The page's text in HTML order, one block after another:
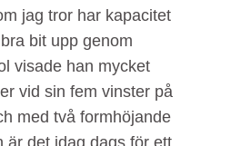
jag tror har kapacitet
bit upp genom
visade han mycket
vid sin fem vinster på
med två formhöjande
är det idag dags för ett